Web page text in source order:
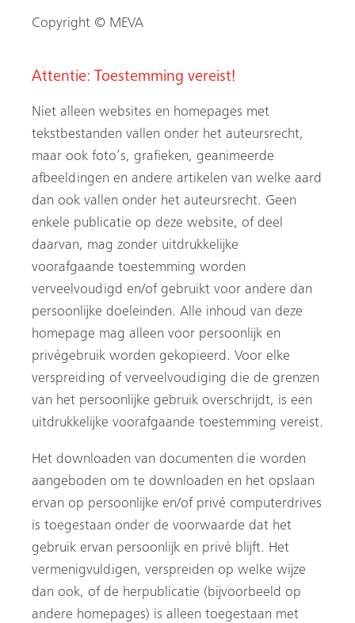
Copyright © MEVA
Attentie: Toestemming vereist!
Niet alleen websites en homepages met
tekstbestanden vallen onder het auteursrecht,
maar ook foto’s, grafieken, geanimeerde
afbeeldingen en andere artikelen van welke aard
dan ook vallen onder het auteursrecht. Geen
enkele publicatie op deze website, of deel
daarvan, mag zonder uitdrukkelijke
voorafgaande toestemming worden
verveelvoudigd en/of gebruikt voor andere dan
persoonlijke doeleinden. Alle inhoud van deze
homepage mag alleen voor persoonlijk en
privégebruik worden gekopieerd. Voor elke
verspreiding of verveelvoudiging die de grenzen
van het persoonlijke gebruik overschrijdt, is een
uitdrukkelijke voorafgaande toestemming vereist.
Het downloaden van documenten die worden
aangeboden om te downloaden en het opslaan
ervan op persoonlijke en/of privé computerdrives
is toegestaan onder de voorwaarde dat het
gebruik ervan persoonlijk en privé blijft. Het
vermenigvuldigen, verspreiden op welke wijze
dan ook, of de herpublicatie (bijvoorbeeld op
andere homepages) is alleen toegestaan met